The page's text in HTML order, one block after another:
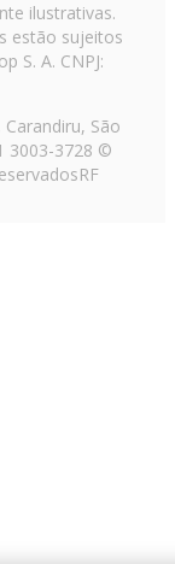
ilustrativas.
estão sujeitos
S. A. CNPJ:
São
3003-3728 ©
RF